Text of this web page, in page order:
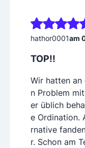
hathor0001am
TOP!!
Wir hatten an
n Problem
er üblich
e Ordination.
rnative
r. Schon am